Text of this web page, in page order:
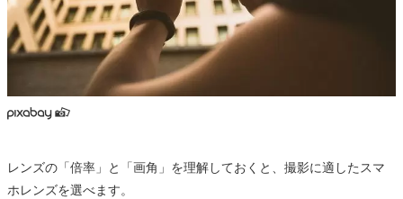
レンズの「倍率」と「画角」を理解しておくと、撮影に適したスマ
ホレンズを選べます。